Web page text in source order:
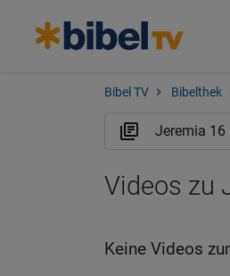
Bibel TV Bibelthek
Videos zu
Keine Videos